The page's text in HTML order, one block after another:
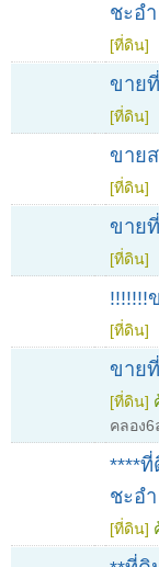
ชะอ
[ที่ดิน]
ขาย
[ที่ดิน]
ขาย
[ที่ดิน]
ขาย
[ที่ดิน]
!!!!!!!
[ที่ดิน]
ขาย
[ที่ดิน]
คลอง
****
ชะอ
[ที่ดิน]